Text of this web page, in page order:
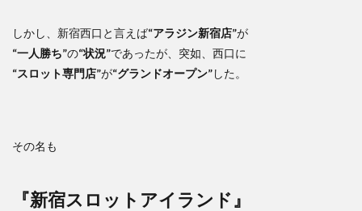
しかし、新宿西口と言えば“アラジン新宿店”が
“一人勝ち”の“状況”であったが、突如、西口に
“スロット専門店”が“グランドオープン”した。
その名も
『新宿スロットアイランド』